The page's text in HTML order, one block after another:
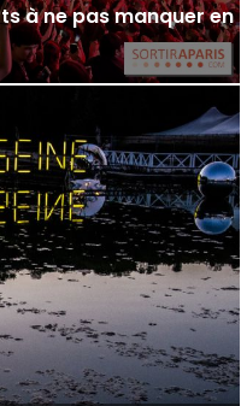
à ne pas manquer en